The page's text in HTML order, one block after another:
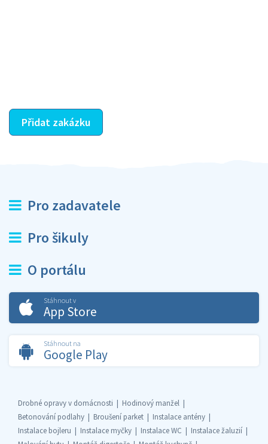
Přidat zakázku
Pro zadavatele
Pro šikuly
O portálu
Stáhnout v
App Store
Stáhnout na
Google Play
Drobné opravy v domácnosti
Hodinový manžel
Betonování podlahy
Broušení parket
Instalace antény
Instalace bojleru
Instalace myčky Instalace WC
Instalace žaluzií